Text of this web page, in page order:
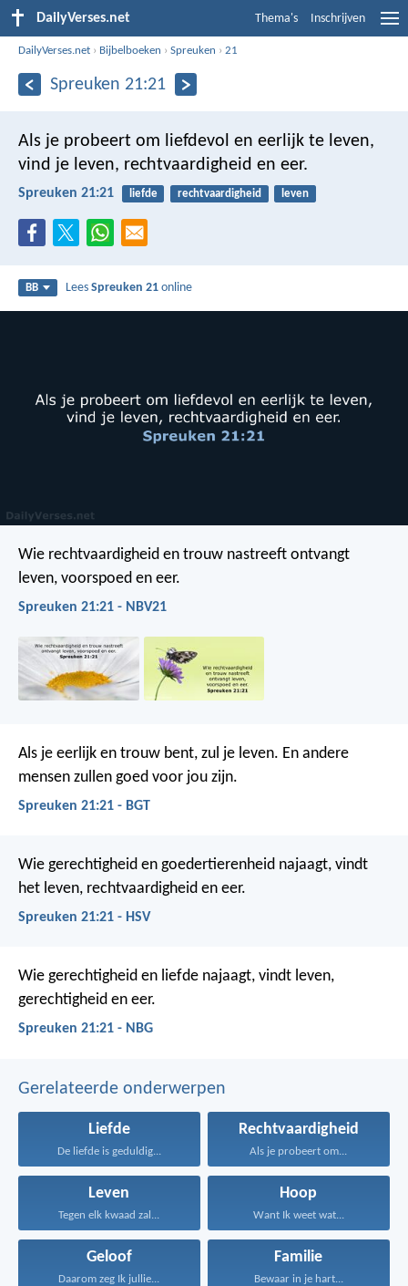
DailyVerses.net Thema's Inschrijven
DailyVerses.net › Bijbelboeken ›Spreuken ›21
Spreuken 21:21
Als je probeert om liefdevol en eerlijk te leven,
vind je leven, rechtvaardigheid en eer.
Spreuken 21:21 liefde rechtvaardigheid leven
BB LeesSpreuken 21 online
Wie rechtvaardigheid en trouw nastreeft ontvangt
leven, voorspoed en eer.
Spreuken 21:21 - NBV21
Als je eerlijk en trouw bent, zul je leven. En andere
mensen zullen goed voor jou zijn.
Spreuken 21:21 - BGT
Wie gerechtigheid en goedertierenheid najaagt, vindt
het leven, rechtvaardigheid en eer.
Spreuken 21:21 - HSV
Wie gerechtigheid en liefde najaagt, vindt leven,
gerechtigheid en eer.
Spreuken 21:21 - NBG
Gerelateerde onderwerpen
Liefde
De liefde is geduldig...
Rechtvaardigheid
Als je probeert om...
Leven
Tegen elk kwaad zal...
Hoop
Want Ik weet wat...
Geloof
Daarom zeg Ik jullie...
Familie
Bewaar in je hart...